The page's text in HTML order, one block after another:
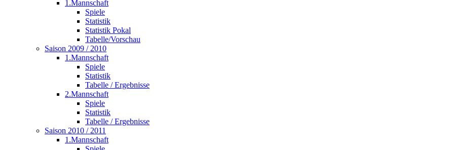
1.Mannschaft
Spiele
Statistik
Statistik Pokal
Tabelle/Vorschau
Saison 2009 / 2010
1.Mannschaft
Spiele
Statistik
Tabelle / Ergebnisse
2.Mannschaft
Spiele
Statistik
Tabelle / Ergebnisse
Saison 2010 / 2011
1.Mannschaft